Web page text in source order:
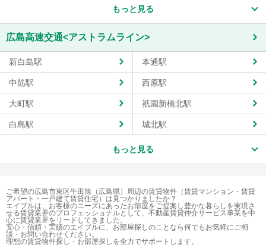
もっと見る
広島高速交通<アストラムライン>
新白島駅 本通駅
中筋駅 西原駅
大町駅 祇園新橋北駅
白島駅 城北駅
もっと見る
ご希望の広島市東区牛田旭（広島県）周辺の賃貸物件（賃貸マンション・賃貸
アパート・一戸建て賃貸住宅）は見つかりましたか？
エイブルは、お客様のニーズにあったお部屋をご提案し豊かな暮らしを実現さ
せる賃貸業界のプロフェッショナルとして、不動産賃貸仲介サービス事業を中
心に賃貸業界をリードしてきました。
安心・信頼・実績のエイブルに、お部屋探しのことなら何でもお気軽にご相
談・お問い合わせください。
理想の賃貸物件探し・お部屋探しを全力でサポートします。